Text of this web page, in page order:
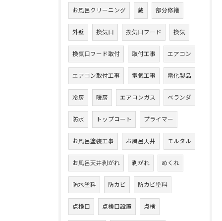
お風呂クリーニング 蔵 部分修繕
外壁 換気口 換気口フード 換気
換気口フード取付 取付工事 エアコン
エアコン取付工事 電気工事 電化製品
冷房 暖房 エアコンガス ベランダ
防水 トップコート プライマー
お風呂塗装工事 お風呂天井 モルタル
お風呂天井剥がれ 剥がれ めくれ
防水塗料 防カビ 防カビ塗料
点検口 点検口設置 点検